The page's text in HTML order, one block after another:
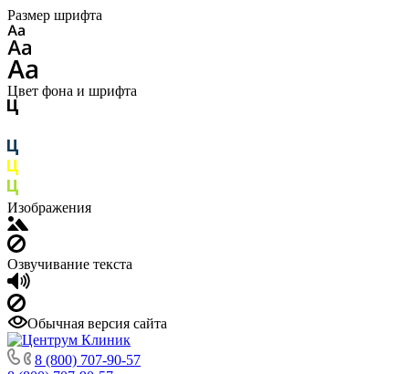
Размер шрифта
Цвет фона и шрифта
Изображения
Озвучивание текста
Обычная версия сайта
8 (800) 707-90-57